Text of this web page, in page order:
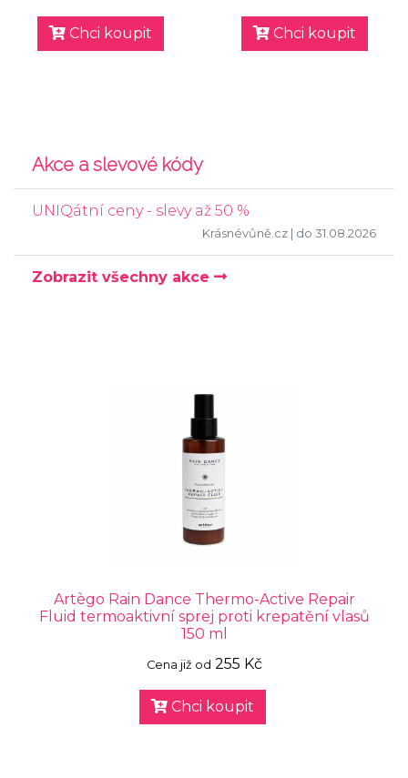
Chci koupit Chci koupit
Akce a slevové kódy
UNIQátní ceny - slevy až 50 %
Krásnévůně.cz | do 31.08.2026
Zobrazit všechny akce
Artègo Rain Dance Thermo-Active Repair
Fluid termoaktivní sprej proti krepatění vlasů
150 ml
Cena již od 255 Kč
Chci koupit